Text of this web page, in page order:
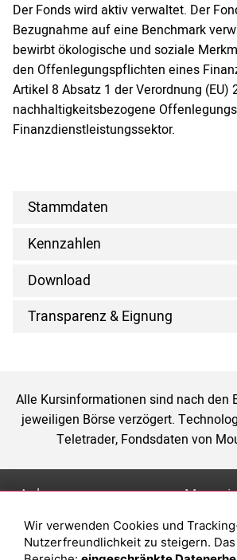
Der Fonds wird aktiv verwaltet. Der
Bezugnahme auf eine Benchmark
bewirbt ökologische und soziale
den Offenlegungspflichten eines
Artikel 8 Absatz 1 der Verordnung
nachhaltigkeitsbezogene
Finanzdienstleistungssektor.
Stammdaten
Kennzahlen
Download
Transparenz & Eignung
Alle Kursinformationen sind nach den
jeweiligen Börse verzögert.
Teletrader, Fondsdaten von
Anlage
Depot eröffnen
Depot vergleichen
Was
Sparplan
Wir verwenden Cookies und
Nutzerfreundlichkeit zu steigern.